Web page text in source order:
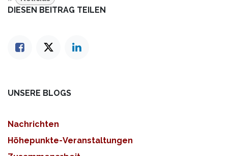
DIESEN BEITRAG TEILEN
UNSERE BLOGS
Nachrichten
Höhepunkte-Veranstaltungen